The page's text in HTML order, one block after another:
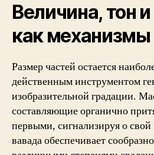
Величина, тон
как
Размер частей остается
действенным инструментом
изобразительной градации.
составляющие органично
первыми, сигнализируя о
вавада обеспечивает